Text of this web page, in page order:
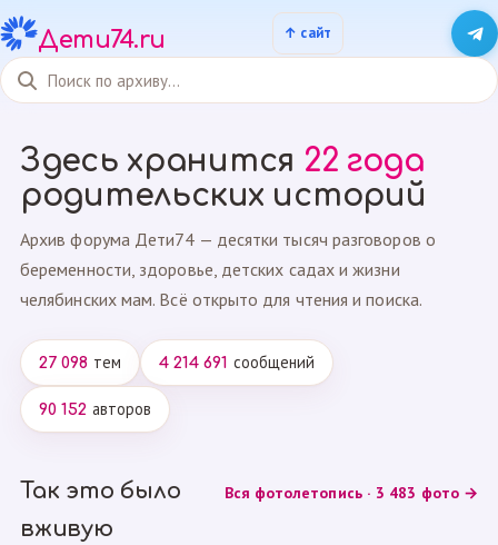
Дети74.ru
Здесь хранится 22 года
родительских историй
Архив форума Дети74 — десятки тысяч разговоров о
беременности, здоровье, детских садах и жизни
челябинских мам. Всё открыто для чтения и поиска.
27 098 тем 4 214 691 сообщений
90 152 авторов
Так это было
вживую
Вся фотолетопись · 3 483 фото →